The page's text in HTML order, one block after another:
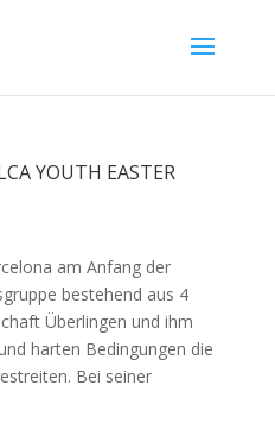
YOUTH EASTER
am Anfang der
bestehend aus 4
Überlingen und ihm
harten Bedingungen die
Bei seiner